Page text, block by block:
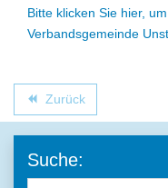
Bitte klicken Sie hier,
Verbandsgemeinde
backward Zurück
Suche: